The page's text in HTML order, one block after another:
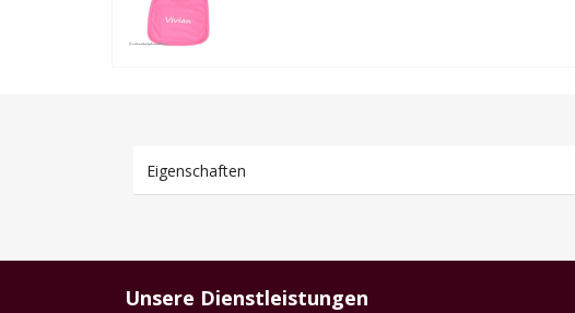
Eigenschaften
Unsere Dienstleistungen